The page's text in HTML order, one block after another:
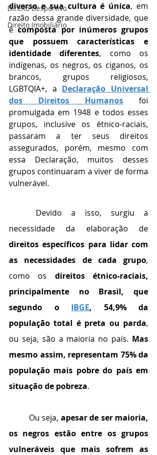
Direito Desportivo
Direito Imobiliário
diverso e sua cultura é única, em
razão dessa grande diversidade, que
é composta por inúmeros grupos
que possuem características e
identidade diferentes, como os
indígenas, os negros, os ciganos, os
brancos, grupos religiosos,
LGBTQIA+, a Declaração Universal
dos Direitos Humanos foi
promulgada em 1948 e todos esses
grupos, inclusive os étnico-raciais,
passaram a ter seus direitos
assegurados, porém, mesmo com
essa Declaração, muitos desses
grupos continuaram a viver de forma
vulnerável.
direitos específicos para lidar com
as necessidades de cada grupo,
como os direitos étnico-raciais,
principalmente no Brasil, que
segundo o IBGE, 54,9% da
população total é preta ou parda,
ou seja, são a maioria no país. Mas
mesmo assim, representam 75% da
população mais pobre do país em
situação de pobreza.
	Ou seja,
apesar de ser maioria,
os negros estão entre os grupos
vulneráveis que mais sofrem as